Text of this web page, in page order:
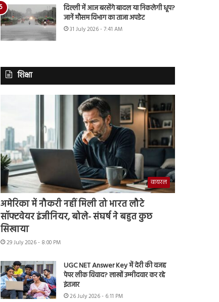
दिल्ली में आज बरसेंगे बादल या निकलेगी धूप?
जानें मौसम विभाग का ताजा अपडेट
31 July 2026 - 7:41 AM
शिक्षा
वायरल
अमेरिका में नौकरी नहीं मिली तो भारत लौटे
सॉफ्टवेयर इंजीनियर, बोले- संघर्ष ने बहुत कुछ
सिखाया
29 July 2026 - 8:00 PM
UGC NET Answer Key में देरी की वजह
पेपर लीक विवाद? लाखों उम्मीदवार कर रहे
इंतजार
26 July 2026 - 6:11 PM